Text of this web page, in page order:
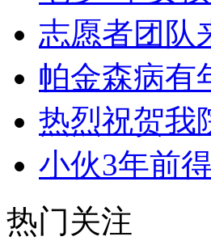
志愿者团队
帕金森病有
热烈祝贺我
小伙3年前
热门关注